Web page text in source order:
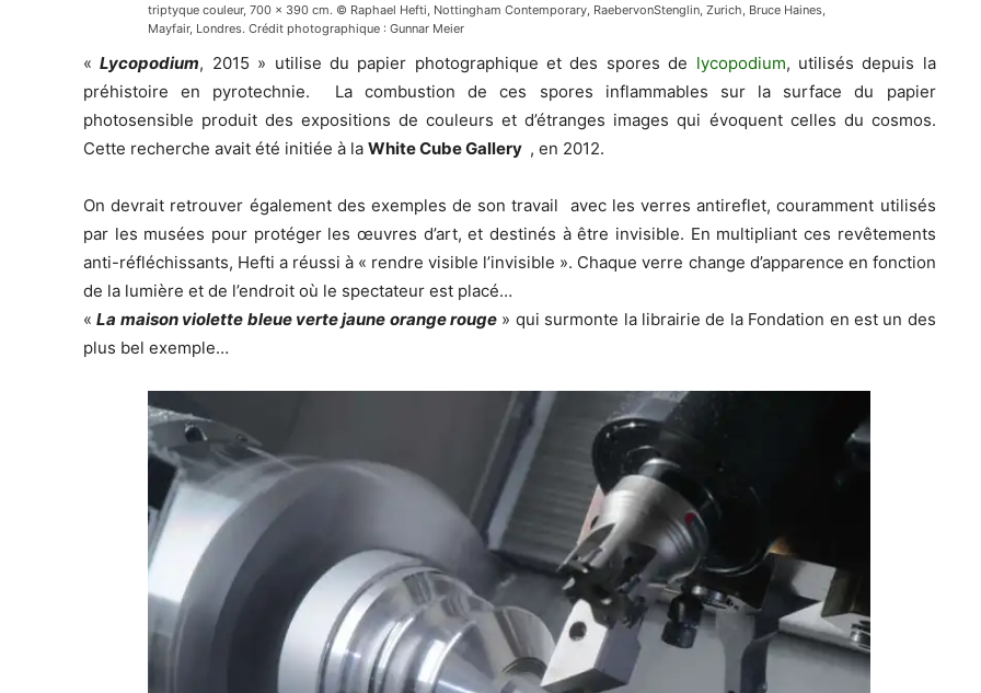
triptyque couleur, 700 × 390 cm. © Raphael Hefti, Nottingham Contemporary, RaebervonStenglin, Zurich, Bruce Haines,
Mayfair, Londres. Crédit photographique : Gunnar Meier
«Lycopodium, 2015 » utilise du papier photographique et des spores de lycopodium, utilisés depuis la
préhistoire en pyrotechnie. La combustion de ces spores inflammables sur la surface du papier
photosensible produit des expositions de couleurs et d’étranges images qui évoquent celles du cosmos.
Cette recherche avait été initiée à la White Cube Gallery , en 2012.
On devrait retrouver également des exemples de son travail avec les verres antireflet, couramment utilisés
par les musées pour protéger les œuvres d’art, et destinés à être invisible. En multipliant ces revêtements
anti-réfléchissants, Hefti a réussi à « rendre visible l’invisible ». Chaque verre change d’apparence en fonction
de la lumière et de l’endroit où le spectateur est placé…
«La maison violette bleue verte jaune orange rouge » qui surmonte la librairie de la Fondation en est un des
plus bel exemple…